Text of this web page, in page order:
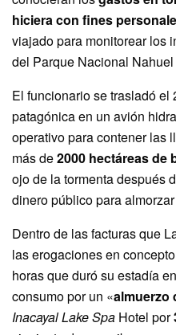
hiciera con fines
viajado para monitorear los
del Parque Nacional
El funcionario se trasladó
patagónica en un avión
operativo para contener las
más de2000 hectáreas de
ojo de la tormenta después
dinero público para
Dentro de las facturas que
las erogaciones en
horas que duró su estadía
consumo por un «almuerzo
Inacayal Lake Spa Hotel por